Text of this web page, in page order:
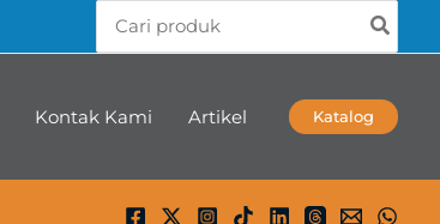
for:
Kontak Kami Artikel Katalog